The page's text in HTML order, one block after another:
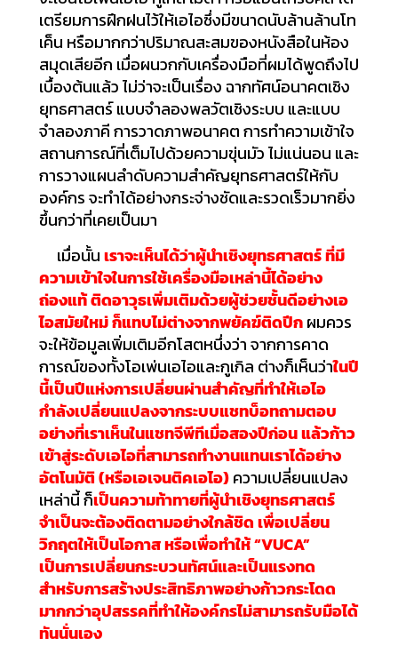
เตรียมการฝึกฝนไว้ให้เอไอซึ่งมีขนาดนับล้านล้านโท
เค็น หรือมากกว่าปริมาณสะสมของหนังสือในห้อง
สมุดเสียอีก เมื่อผนวกกับเครื่องมือที่ผมได้พูดถึงไป
เบื้องต้นแล้ว ไม่ว่าจะเป็นเรื่อง ฉากทัศน์อนาคตเชิง
ยุทธศาสตร์ แบบจำลองพลวัตเชิงระบบ และแบบ
จำลองภาคี การวาดภาพอนาคต การทำความเข้าใจ
สถานการณ์ที่เต็มไปด้วยความขุ่นมัว ไม่แน่นอน และ
การวางแผนลำดับความสำคัญยุทธศาสตร์ให้กับ
องค์กร จะทำได้อย่างกระจ่างชัดและรวดเร็วมากยิ่ง
ขึ้นกว่าที่เคยเป็นมา
เมื่อนั้นเราจะเห็นได้ว่าผู้นำเชิงยุทธศาสตร์ ที่มี
ความเข้าใจในการใช้เครื่องมือเหล่านี้ได้อย่าง
ถ่องแท้ ติดอาวุธเพิ่มเติมด้วยผู้ช่วยชั้นดีอย่างเอ
ไอสมัยใหม่ ก็แทบไม่ต่างจากพยัคฆ์ติดปีกผมควร
จะให้ข้อมูลเพิ่มเติมอีกโสตหนึ่งว่า จากการคาด
การณ์ของทั้งโอเพ่นเอไอและกูเกิล ต่างก็เห็นว่าในปี
นี้เป็นปีแห่งการเปลี่ยนผ่านสำคัญที่ทำให้เอไอ
กำลังเปลี่ยนแปลงจากระบบแชทบ็อทถามตอบ
อย่างที่เราเห็นในแชทจีพีทีเมื่อสองปีก่อน แล้วก้าว
เข้าสู่ระดับเอไอที่สามารถทำงานแทนเราได้อย่าง
อัตโนมัติ(หรือเอเจนติคเอไอ)ความเปลี่ยนแปลง
เหล่านี้ ก็เป็นความท้าทายที่ผู้นำเชิงยุทธศาสตร์
จำเป็นจะต้องติดตามอย่างใกล้ชิด เพื่อเปลี่ยน
วิกฤตให้เป็นโอกาส หรือเพื่อทำให้“VUCA”
เป็นการเปลี่ยนกระบวนทัศน์และเป็นแรงทด
สำหรับการสร้างประสิทธิภาพอย่างก้าวกระโดด
มากกว่าอุปสรรคที่ทำให้องค์กรไม่สามารถรับมือได้
ทันนั่นเอง